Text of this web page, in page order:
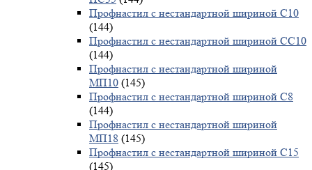
Профнастил с нестандартной шириной С10
(144)
Профнастил с нестандартной шириной СС10
(144)
Профнастил с нестандартной шириной
МП10 (145)
Профнастил с нестандартной шириной С8
(144)
Профнастил с нестандартной шириной
МП18 (145)
Профнастил с нестандартной шириной С15
(145)